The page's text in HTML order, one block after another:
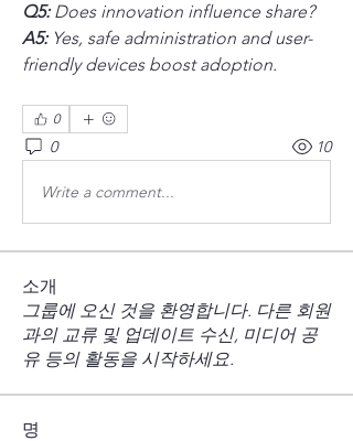
Q5:
Does innovation influence share?
A5: Yes, safe administration and user-
friendly devices boost adoption.
0
0 10
Write a comment...
소개
그룹에 오신 것을 환영합니다. 다른 회원
과의 교류 및 업데이트 수신, 미디어 공
유 등의 활동을 시작하세요.
명